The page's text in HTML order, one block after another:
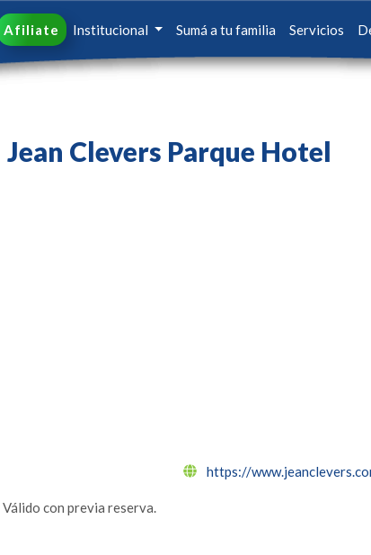
Afiliate Institucional Sumá a tu familia Servicios
Jean Clevers Parque Hotel
https://
con previa reserva.